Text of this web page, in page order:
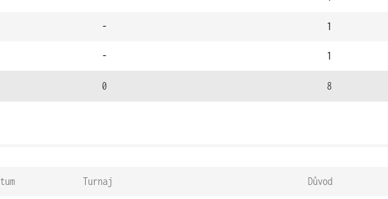
- 1
- 1
0 8
Turnaj Důvod